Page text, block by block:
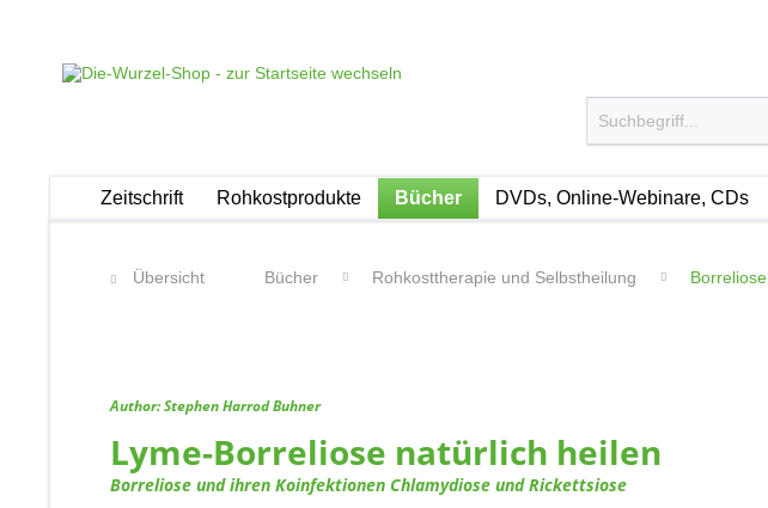
Zeitschrift Rohkostprodukte Bücher DVDs, Online-Webinare, CDs
Übersicht Bücher Rohkosttherapie und Selbstheilung Borreliose
Author: Stephen Harrod Buhner
Lyme-Borreliose natürlich heilen
Borreliose und ihren Koinfektionen Chlamydiose und Rickettsiose